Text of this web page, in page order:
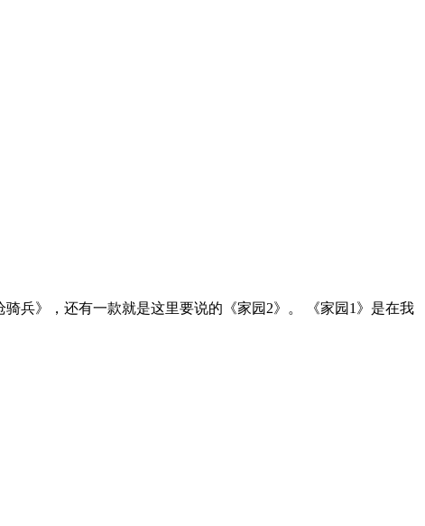
兵》，还有一款就是这里要说的《家园2》。 《家园1》是在我